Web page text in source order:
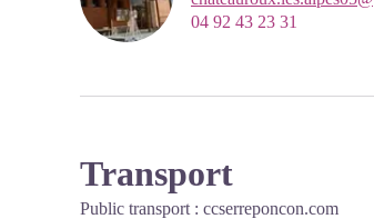
04 92 43 23 31
Transport
Public transport : ccserreponcon.com